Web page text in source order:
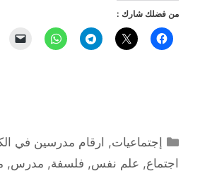
من فضلك شارك :
التصنيفات
إجتماعيات, ارقام مدرسين في
اجتماع, علم نفس, فلسفة, مدرس,